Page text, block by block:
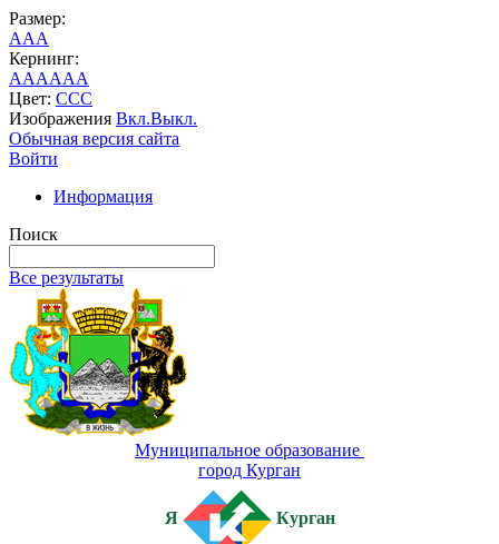
Размер:
AAA
Кернинг:
AAAAAA
Цвет: CCC
Изображения Вкл.Выкл.
Обычная версия сайта
Войти
Информация
Поиск
Все результаты
Муниципальное образование
город Курган
Я Курган